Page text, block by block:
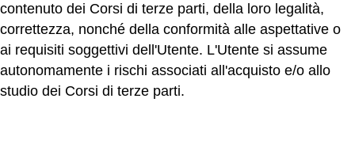
contenuto dei Corsi di terze parti, della loro legalità,
correttezza, nonché della conformità alle aspettative o
ai requisiti soggettivi dell'Utente. L'Utente si assume
autonomamente i rischi associati all'acquisto e/o allo
studio dei Corsi di terze parti.